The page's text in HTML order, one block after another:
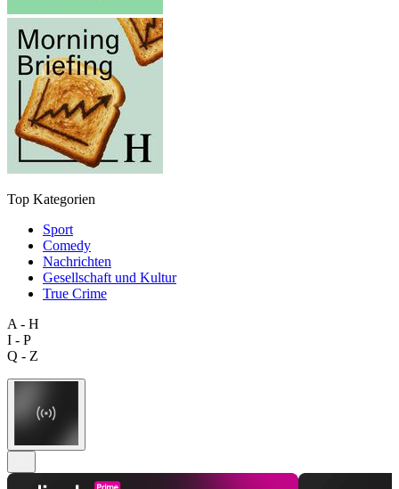
Top Kategorien
Sport
Comedy
Nachrichten
Gesellschaft und Kultur
True Crime
A - H
I - P
Q - Z